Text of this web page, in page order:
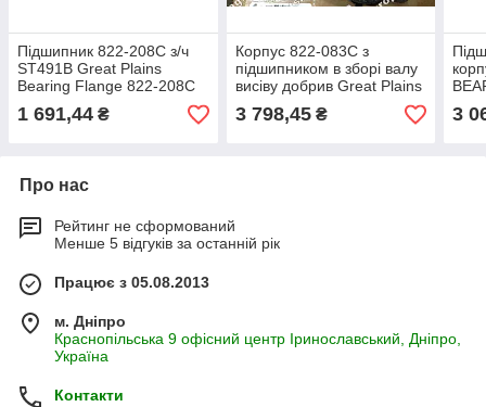
Підшипник 822-208C з/ч
ST491B Great Plains
Bearing Flange 822-208С
FD209RB
1 691,44 ₴
Корпус 822-083C з
підшипником в зборі валу
висіву добрив Great Plains
BEARING 3-HOLE
FLANGE 1 1/4" 822-083С
3 798,45₴ 3
Про нас
Рейтинг не сформований
Менше 5 відгуків за останній рік
Працює з 05.08.2013
м. Дніпро
Краснопільська 9 офісний центр Іринославський, Дніпро,
Україна
Контакти